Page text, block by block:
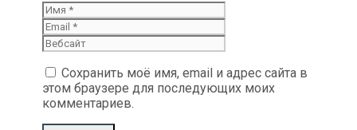
Имя
Сохранить моё имя, email и адрес сайта в
этом браузере для последующих моих
комментариев.